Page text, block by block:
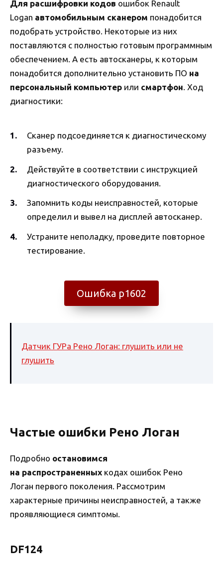
Для расшифровки кодов ошибок Renault
Logan автомобильным сканером понадобится
подобрать устройство. Некоторые из них
поставляются с полностью готовым программным
обеспечением. А есть автосканеры, к которым
понадобится дополнительно установить ПО на
персональный компьютер или смартфон. Ход
диагностики:
Сканер подсоединяется к диагностическому
разъему.
Действуйте в соответствии с инструкцией
диагностического оборудования.
Запомнить коды неисправностей, которые
определил и вывел на дисплей автосканер.
Устраните неполадку, проведите повторное
тестирование.
Ошибка p1602
Датчик ГУРа Рено Логан: глушить или не
глушить
Частые ошибки Рено Логан
Подробно остановимся
на распространенных кодах ошибок Рено
Логан первого поколения. Рассмотрим
характерные причины неисправностей, а также
проявляющиеся симптомы.
DF124